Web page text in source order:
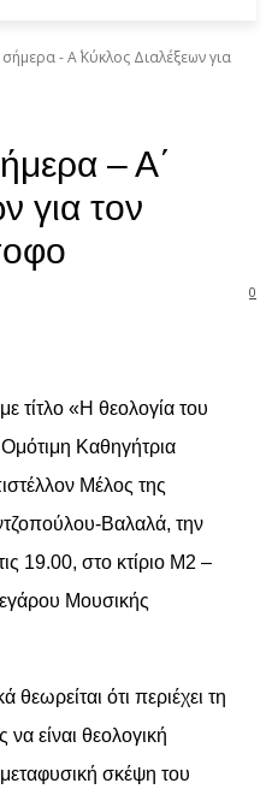
- Α΄ Κύκλος Διαλέξεων για
– Α΄
για τον
0
τίτλο «Η θεολογία του
Καθηγήτρια
Μέλος της
Βαλαλά, την
19.00, στο κτίριο Μ2 –
Μουσικής
ότι περιέχει τη
είναι θεολογική
σκέψη του